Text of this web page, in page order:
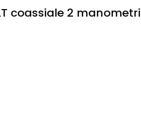
coassiale 2